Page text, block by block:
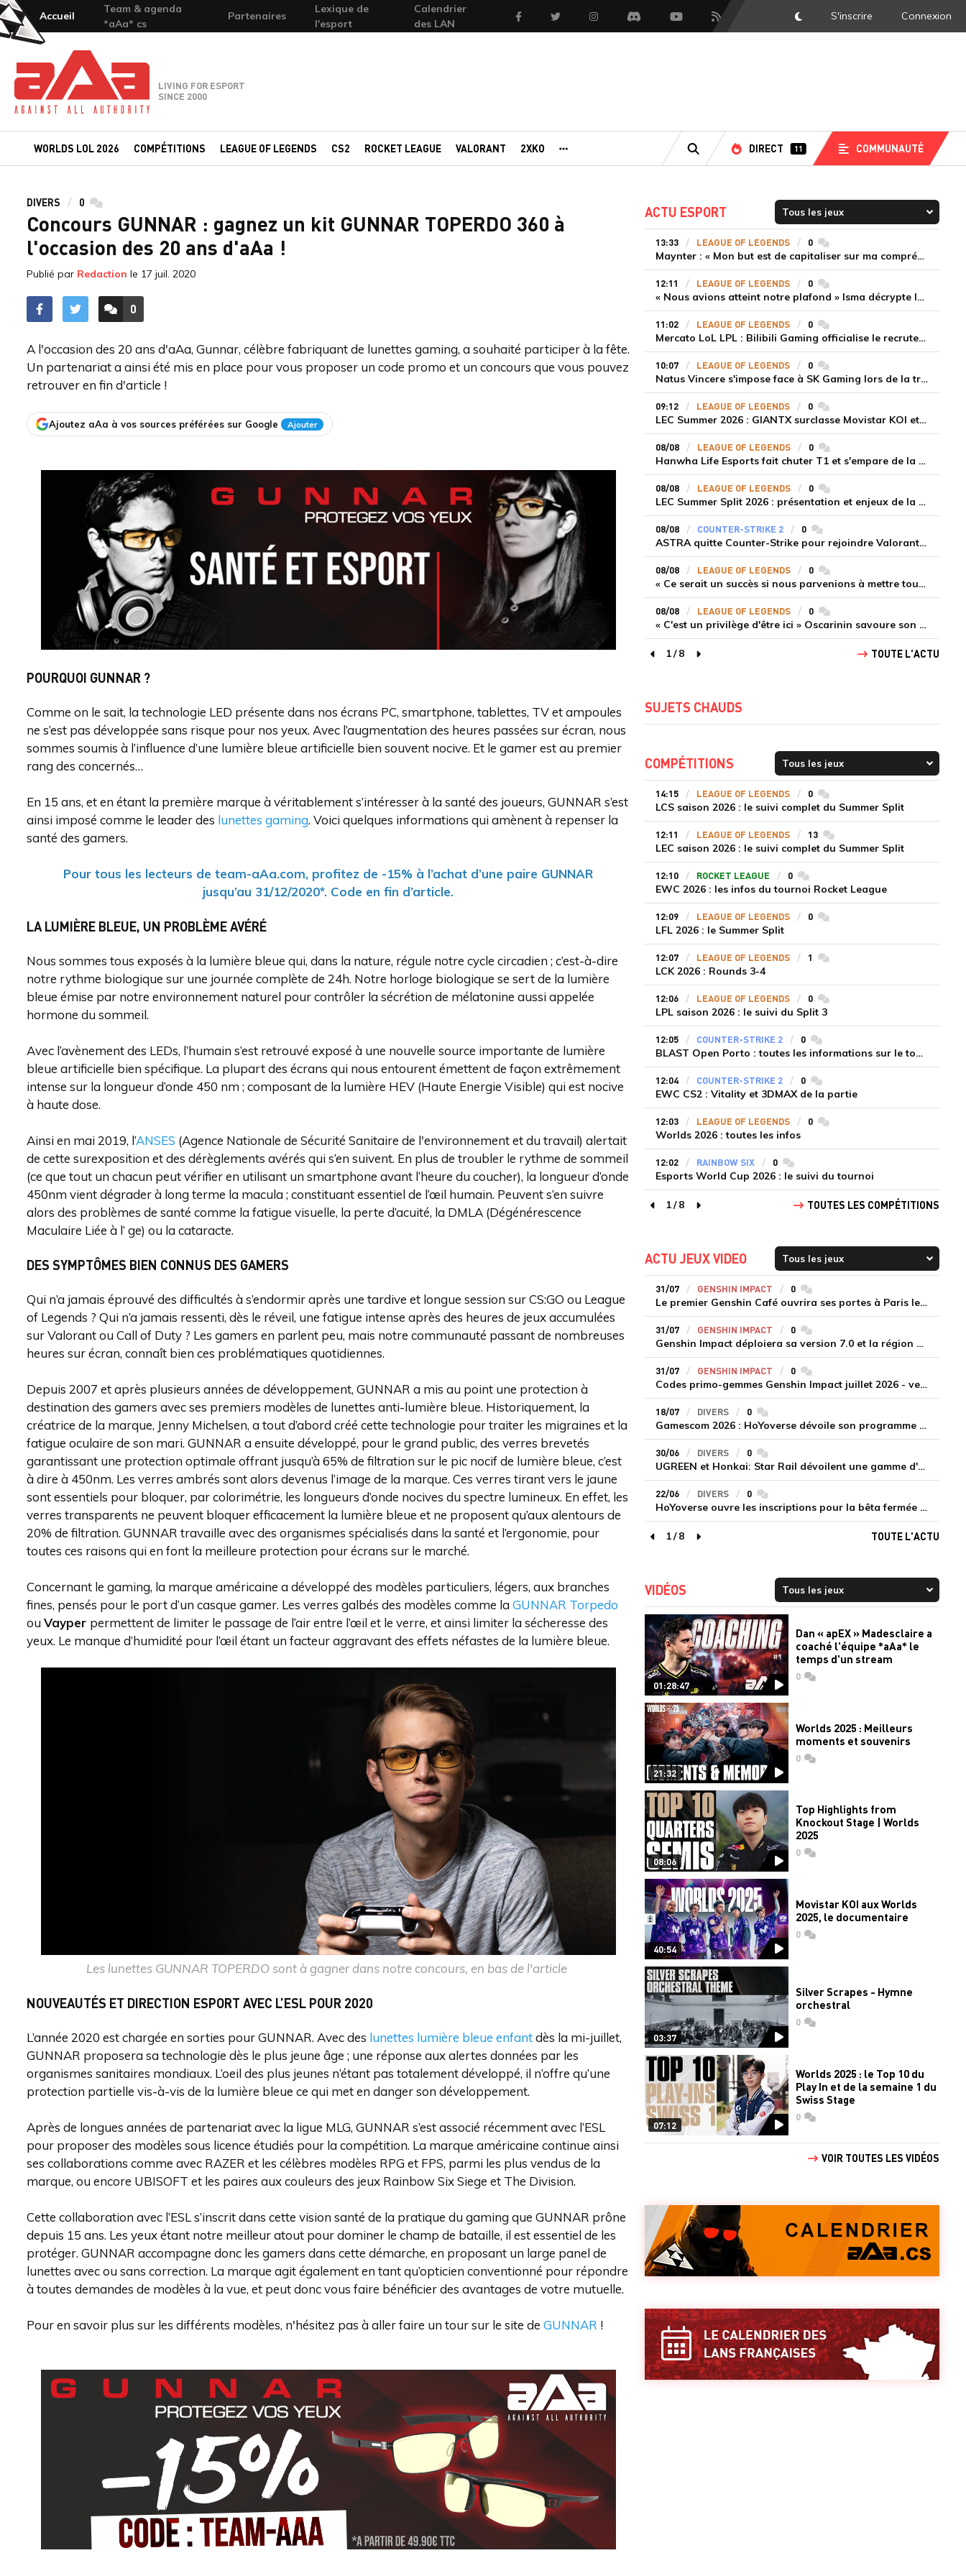
Accueil
Team & agenda
*aAa* cs
Partenaires
Lexique de
l'esport
Calendrier
des LAN
FacebookTwitter InstagramDiscord YoutubeFlux RSS DarkMode
S'inscrire Connexion
Team-aAa - against All authority
LIVING FOR ESPORT
SINCE 2000
WORLDS LOL 2026 COMPÉTITIONS LEAGUE OF LEGENDS CS2 ROCKET LEAGUE VALORANT 2XKO
RECHERCHE
DIRECT 11 COMMUNAUTÉ
DIVERS 0 commentaires
Concours GUNNAR : gagnez un kit GUNNAR TOPERDO 360 à
l'occasion des 20 ans d'aAa !
Publié par Redaction le 17 juil. 2020
ACCÉDER AUX
0
COMMENTAIRES
A l'occasion des 20 ans d'aAa, Gunnar, célèbre fabriquant de lunettes gaming, a souhaité participer à la fête.
Un partenariat a ainsi été mis en place pour vous proposer un code promo et un concours que vous pouvez
retrouver en fin d'article !
Ajoutez aAa à vos sources préférées sur Google Ajouter
POURQUOI GUNNAR ?
Comme on le sait, la technologie LED présente dans nos écrans PC, smartphone, tablettes, TV et ampoules
ne s’est pas développée sans risque pour nos yeux. Avec l’augmentation des heures passées sur écran, nous
sommes soumis à l’influence d’une lumière bleue artificielle bien souvent nocive. Et le gamer est au premier
rang des concernés…
En 15 ans, et en étant la première marque à véritablement s’intéresser à la santé des joueurs, GUNNAR s’est
ainsi imposé comme le leader des lunettes gaming. Voici quelques informations qui amènent à repenser la
santé des gamers.
Pour tous les lecteurs de team-aAa.com, profitez de -15% à l’achat d’une paire GUNNAR
jusqu’au 31/12/2020*. Code en fin d’article.
LA LUMIÈRE BLEUE, UN PROBLÈME AVÉRÉ
Nous sommes tous exposés à la lumière bleue qui, dans la nature, régule notre cycle circadien ; c’est-à-dire
notre rythme biologique sur une journée complète de 24h. Notre horloge biologique se sert de la lumière
bleue émise par notre environnement naturel pour contrôler la sécrétion de mélatonine aussi appelée
hormone du sommeil.
Avec l’avènement des LEDs, l’humain s’est retrouvé exposé à une nouvelle source importante de lumière
bleue artificielle bien spécifique. La plupart des écrans qui nous entourent émettent de façon extrêmement
intense sur la longueur d’onde 450 nm ; composant de la lumière HEV (Haute Energie Visible) qui est nocive
à haute dose.
Ainsi en mai 2019, l’ANSES (Agence Nationale de Sécurité Sanitaire de l'environnement et du travail) alertait
de cette surexposition et des dérèglements avérés qui s’en suivent. En plus de troubler le rythme de sommeil
(ce que tout un chacun peut vérifier en utilisant un smartphone avant l’heure du coucher), la longueur d’onde
450nm vient dégrader à long terme la macula ; constituant essentiel de l’œil humain. Peuvent s’en suivre
alors des problèmes de santé comme la fatigue visuelle, la perte d’acuité, la DMLA (Dégénérescence
Maculaire Liée à l’ ge) ou la cataracte.
DES SYMPTÔMES BIEN CONNUS DES GAMERS
Qui n’a jamais éprouvé des difficultés à s’endormir après une tardive et longue session sur CS:GO ou League
of Legends ? Qui n’a jamais ressenti, dès le réveil, une fatigue intense après des heures de jeux accumulées
sur Valorant ou Call of Duty ? Les gamers en parlent peu, mais notre communauté passant de nombreuses
heures sur écran, connaît bien ces problématiques quotidiennes.
Depuis 2007 et après plusieurs années de développement, GUNNAR a mis au point une protection à
destination des gamers avec ses premiers modèles de lunettes anti-lumière bleue. Historiquement, la
créatrice de la marque, Jenny Michelsen, a tout d’abord créé cette technologie pour traiter les migraines et la
fatigue oculaire de son mari. GUNNAR a ensuite développé, pour le grand public, des verres brevetés
garantissant une protection optimale offrant jusqu’à 65% de filtration sur le pic nocif de lumière bleue, c’est
à dire à 450nm. Les verres ambrés sont alors devenus l’image de la marque. Ces verres tirant vers le jaune
sont essentiels pour bloquer, par colorimétrie, les longueurs d’onde nocives du spectre lumineux. En effet, les
verres transparents ne peuvent bloquer efficacement la lumière bleue et ne proposent qu’aux alentours de
20% de filtration. GUNNAR travaille avec des organismes spécialisés dans la santé et l’ergonomie, pour
toutes ces raisons qui en font la meilleure protection pour écrans sur le marché.
Concernant le gaming, la marque américaine a développé des modèles particuliers, légers, aux branches
fines, pensés pour le port d’un casque gamer. Les verres galbés des modèles comme la GUNNAR Torpedo
ou Vayper permettent de limiter le passage de l’air entre l’œil et le verre, et ainsi limiter la sécheresse des
yeux. Le manque d’humidité pour l’œil étant un facteur aggravant des effets néfastes de la lumière bleue.
Les lunettes GUNNAR TOPERDO sont à gagner dans notre concours, en bas de l'article
NOUVEAUTÉS ET DIRECTION ESPORT AVEC L’ESL POUR 2020
L’année 2020 est chargée en sorties pour GUNNAR. Avec des lunettes lumière bleue enfantdès la mi-juillet,
GUNNAR proposera sa technologie dès le plus jeune âge ; une réponse aux alertes données par les
organismes sanitaires mondiaux. L’oeil des plus jeunes n’étant pas totalement développé, il n’offre qu’une
protection partielle vis-à-vis de la lumière bleue ce qui met en danger son développement.
Après de longues années de partenariat avec la ligue MLG, GUNNAR s’est associé récemment avec l’ESL
pour proposer des modèles sous licence étudiés pour la compétition. La marque américaine continue ainsi
ses collaborations comme avec RAZER et les célèbres modèles RPG et FPS, parmi les plus vendus de la
marque, ou encore UBISOFT et les paires aux couleurs des jeux Rainbow Six Siege et The Division.
Cette collaboration avec l’ESL s’inscrit dans cette vision santé de la pratique du gaming que GUNNAR prône
depuis 15 ans. Les yeux étant notre meilleur atout pour dominer le champ de bataille, il est essentiel de les
protéger. GUNNAR accompagne donc les gamers dans cette démarche, en proposant un large panel de
lunettes avec ou sans correction. La marque agit également en tant qu’opticien conventionné pour répondre
à toutes demandes de modèles à la vue, et peut donc vous faire bénéficier des avantages de votre mutuelle.
Pour en savoir plus sur les différents modèles, n'hésitez pas à aller faire un tour sur le site de GUNNAR !
ACTU ESPORT
13:33 LEAGUE OF LEGENDS 0commentaires
Maynter : « Mon but est de capitaliser sur ma compréhension du jeu plutôt que sur ma mécanique pure »
12:11 LEAGUE OF LEGENDS 0commentaires
« Nous avions atteint notre plafond » Isma décrypte le renouveau de GiantX et la victoire face à Movistar KOI
11:02 LEAGUE OF LEGENDS 0commentaires
Mercato LoL LPL : Bilibili Gaming officialise le recrutement de Flandre sur la toplane
10:07 LEAGUE OF LEGENDS 0commentaires
Natus Vincere s'impose face à SK Gaming lors de la troisième semaine du LEC Summer Split 2026
09:12 LEAGUE OF LEGENDS 0commentaires
LEC Summer 2026 : GIANTX surclasse Movistar KOI et se fait une place sur le podium
08/08 LEAGUE OF LEGENDS 0commentaires
Hanwha Life Esports fait chuter T1 et s'empare de la deuxième place du Legend Group
08/08 LEAGUE OF LEGENDS 0commentaires
LEC Summer Split 2026 : présentation et enjeux de la troisième semaine de compétition
08/08 COUNTER-STRIKE 2 0commentaires
ASTRA quitte Counter-Strike pour rejoindre Valorant et la scène compétitive Game Changers
08/08 LEAGUE OF LEGENDS 0commentaires
« Ce serait un succès si nous parvenions à mettre tous les joueurs à niveau pour espérer atteindre les playoffs », Nukeduck et Mithy après la victoire de Team Heretics
08/08 LEAGUE OF LEGENDS 0commentaires
« C'est un privilège d'être ici » Oscarinin savoure son retour en LEC et prépare sa revanche
page précédente
1/8
page suivante
TOUTE L'ACTU
SUJETS CHAUDS
COMPÉTITIONS
14:15 LEAGUE OF LEGENDS 0commentaires
LCS saison 2026 : le suivi complet du Summer Split
12:11 LEAGUE OF LEGENDS 13commentaires
LEC saison 2026 : le suivi complet du Summer Split
12:10 ROCKET LEAGUE 0commentaires
EWC 2026 : les infos du tournoi Rocket League
12:09 LEAGUE OF LEGENDS 0commentaires
LFL 2026 : le Summer Split
12:07 LEAGUE OF LEGENDS 1 commentaires
LCK 2026 : Rounds 3-4
12:06 LEAGUE OF LEGENDS 0commentaires
LPL saison 2026 : le suivi du Split 3
12:05 COUNTER-STRIKE 2 0commentaires
BLAST Open Porto : toutes les informations sur le tournoi
12:04 COUNTER-STRIKE 2 0commentaires
EWC CS2 : Vitality et 3DMAX de la partie
12:03 LEAGUE OF LEGENDS 0commentaires
Worlds 2026 : toutes les infos
12:02 RAINBOW SIX 0commentaires
Esports World Cup 2026 : le suivi du tournoi
page précédente
1/8
page suivante
TOUTES LES COMPÉTITIONS
ACTU JEUX VIDEO
31/07 GENSHIN IMPACT 0commentaires
Le premier Genshin Café ouvrira ses portes à Paris le 14 août
31/07 GENSHIN IMPACT 0commentaires
Genshin Impact déploiera sa version 7.0 et la région de Snezhnaya le 12 août
31/07 GENSHIN IMPACT 0commentaires
Codes primo-gemmes Genshin Impact juillet 2026 - version 7.0
18/07 DIVERS 0commentaires
Gamescom 2026 : HoYoverse dévoile son programme et présente deux nouveaux jeux inédits
30/06 DIVERS 0commentaires
UGREEN et Honkai: Star Rail dévoilent une gamme d'accessoires de recharge en édition limitée
22/06 DIVERS 0commentaires
HoYoverse ouvre les inscriptions pour la bêta fermée de Honkai : Nexus Anima
page précédente
1/8
page suivante
TOUTE L'ACTU
VIDÉOS
01:28:47
Dan « apEX » Madesclaire a
coaché l'équipe *aAa* le
temps d'un stream
0commentaires
21:32
Worlds 2025 : Meilleurs
moments et souvenirs
0commentaires
08:06
Top Highlights from
Knockout Stage | Worlds
2025
0commentaires
40:54
Movistar KOI aux Worlds
2025, le documentaire
0commentaires
03:37
Silver Scrapes - Hymne
orchestral
0commentaires
07:12
Worlds 2025 : le Top 10 du
Play In et de la semaine 1 du
Swiss Stage
0commentaires
VOIR TOUTES LES VIDÉOS